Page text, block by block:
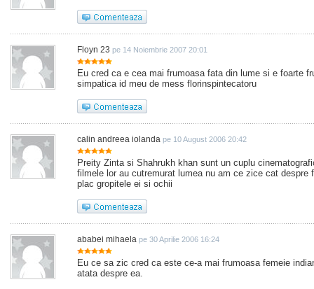
Floyn 23 pe 14 Noiembrie 2007 20:01
Eu cred ca e cea mai frumoasa fata din lume si e foarte
simpatica id meu de mess florinspintecatoru
calin andreea iolanda pe 10 August 2006 20:42
Preity Zinta si Shahrukh khan sunt un cuplu
filmele lor au cutremurat lumea nu am ce zice cat despre
plac gropitele ei si ochii
ababei mihaela pe 30 Aprilie 2006 16:24
Eu ce sa zic cred ca este ce-a mai frumoasa femeie
atata despre ea.